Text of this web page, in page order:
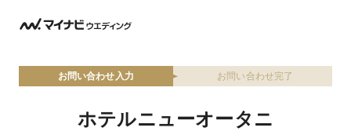
お問い合わせ入力 お問い合わせ完了
ホテルニューオータニ